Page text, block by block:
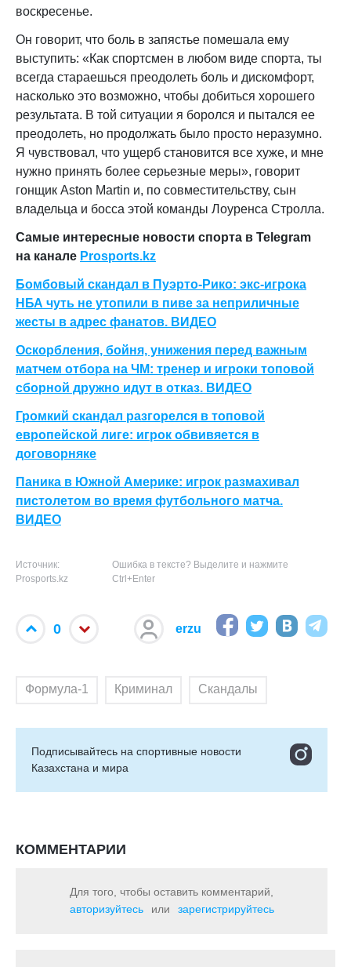
воскресенье.
Он говорит, что боль в запястье помешала ему
выступить: «Как спортсмен в любом виде спорта, ты
всегда стараешься преодолеть боль и дискомфорт,
насколько это возможно, чтобы добиться хорошего
результата. В той ситуации я боролся и пытался ее
преодолеть, но продолжать было просто неразумно.
Я чувствовал, что ущерб становится все хуже, и мне
нужно принять более серьезные меры», говорит
гонщик Aston Martin и, по совместительству, сын
владельца и босса этой команды Лоуренса Стролла.
Самые интересные новости спорта в Telegram
на канале Prosports.kz
Бомбовый скандал в Пуэрто-Рико: экс-игрока
НБА чуть не утопили в пиве за неприличные
жесты в адрес фанатов. ВИДЕО
Оскорбления, бойня, унижения перед важным
матчем отбора на ЧМ: тренер и игроки топовой
сборной дружно идут в отказ. ВИДЕО
Громкий скандал разгорелся в топовой
европейской лиге: игрок обвивяется в
договорняке
Паника в Южной Америке: игрок размахивал
пистолетом во время футбольного матча.
ВИДЕО
Источник:
Prosports.kz
Ошибка в тексте? Выделите и нажмите
Ctrl+Enter
0 erzu
Формула-1 Криминал Скандалы
Подписывайтесь на cпортивные новости
Казахстана и мира
КОММЕНТАРИИ
Для того, чтобы оставить комментарий,
авторизуйтесь
или зарегистрируйтесь